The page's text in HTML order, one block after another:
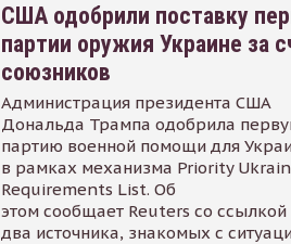
США одобрили поставку
партии оружия Украине за
союзников
Администрация президента США
Дональда Трампа одобрила
партию военной помощи для
в рамках механизма Priority
Requirements List. Об
этом сообщает Reuters со ссылкой
два источника, знакомых с